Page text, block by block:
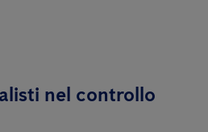
nel controllo